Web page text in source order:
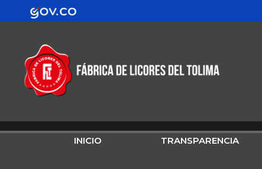
contenido
al
INICIO TRANSPARENCIA